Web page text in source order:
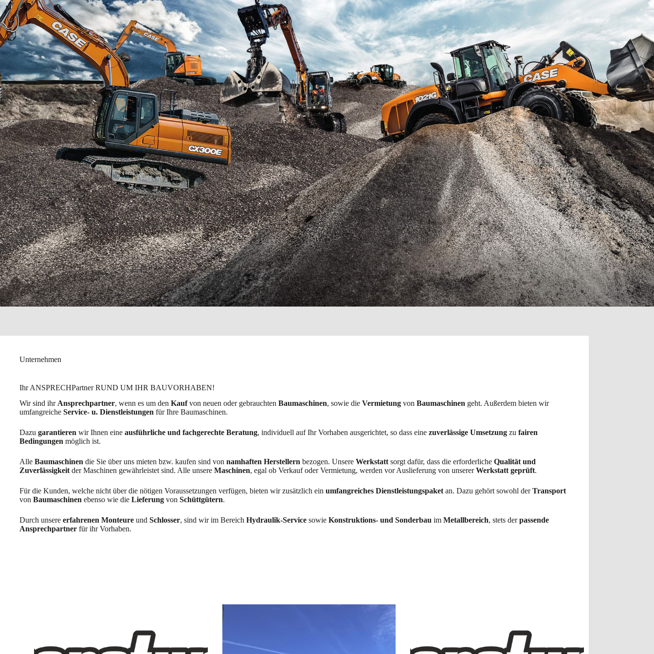
Unternehmen
Ihr ANSPRECHPartner RUND UM IHR BAUVORHABEN!
Wir sind ihr Ansprechpartner, wenn es um den Kaufvon neuen oder gebrauchten Baumaschinen, sowie die Vermietung von Baumaschinen geht. Außerdem bieten wir
umfangreiche Service- u. Dienstleistungen für Ihre Baumaschinen.
Dazu garantieren wir Ihnen eine ausführliche und fachgerechte Beratung, individuell auf Ihr Vorhaben ausgerichtet, so dass eine zuverlässige Umsetzung zu fairen
Bedingungen möglich ist.
Alle Baumaschinen die Sie über uns mieten bzw. kaufen sind von namhaften Herstellern bezogen. Unsere Werkstatt sorgt dafür, dass die erforderliche Qualität und
Zuverlässigkeit der Maschinen gewährleistet sind. Alle unsere Maschinen, egal ob Verkauf oder Vermietung, werden vor Auslieferung von unsererWerkstatt geprüft.
Für die Kunden, welche nicht über die nötigen Voraussetzungen verfügen, bieten wir zusätzlich ein umfangreiches Dienstleistungspaket an. Dazu gehört sowohl derTransport
von Baumaschinen ebenso wie die Lieferung von Schüttgütern.
Durch unsere erfahrenen Monteure und Schlosser, sind wir im Bereich Hydraulik-Service sowie Konstruktions- und Sonderbau im Metallbereich, stets derpassende
Ansprechpartner für ihr Vorhaben.